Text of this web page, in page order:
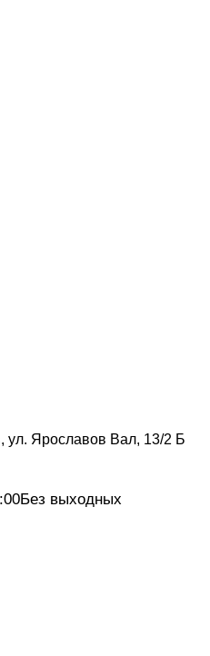
ул. Ярославов Вал, 13/2 Б
Без выходных